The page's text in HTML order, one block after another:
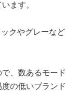
ます。
クやグレーなど
、数あるモード
の低いブランド